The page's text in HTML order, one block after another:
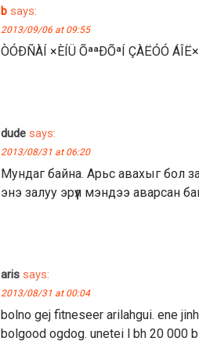
b says:
2013/09/06 at 09:55
ÒÓÐÑÀÍ ×ÈÍÜ ÕªªÐÕªÍ ÇÀËÓÓ
dude says:
2013/08/31 at 06:20
Мундаг байна. Арьс авахыг бол
энэ залуу эрүүл мэндээ аварсан
aris says:
2013/08/31 at 00:04
bolno gej fitneseer arilahgui. ene
bolgood ogdog. unetei l bh 20 000